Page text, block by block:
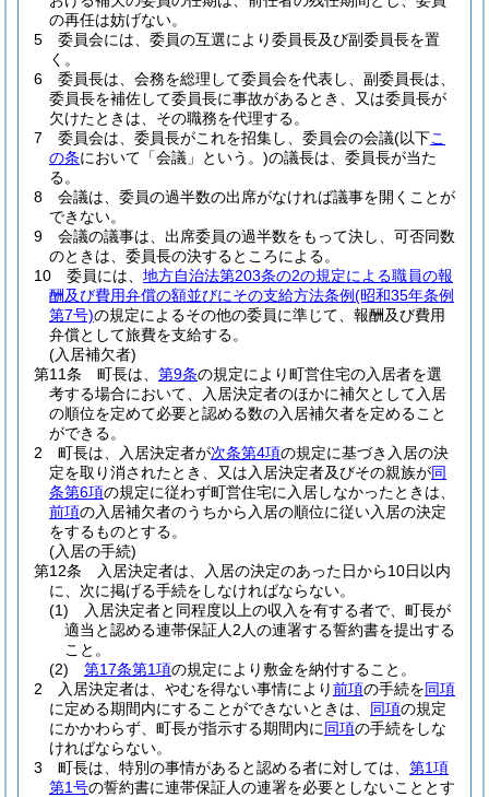
の再任は妨げない。
5
委員会には、委員の互選により委員長及び副委員長を置
く。
6
委員長は、会務を総理して委員会を代表し、副委員長は、
委員長を補佐して委員長に事故があるとき、又は委員長が
欠けたときは、その職務を代理する。
7
委員会は、委員長がこれを招集し、委員会の会議(以下こ
の条において「会議」という。)の議長は、委員長が当た
る。
8
会議は、委員の過半数の出席がなければ議事を開くことが
できない。
9
会議の議事は、出席委員の過半数をもって決し、可否同数
のときは、委員長の決するところによる。
10
委員には、 地方自治法第203条の2の規定による職員の報
酬及び費用弁償の額並びにその支給方法条例(昭和35年条例
第7号)の規定によるその他の委員に準じて、報酬及び費用
弁償として旅費を支給する。
(入居補欠者)
第11条
町長は、 第9条の規定により町営住宅の入居者を選
考する場合において、入居決定者のほかに補欠として入居
の順位を定めて必要と認める数の入居補欠者を定めること
ができる。
2
町長は、入居決定者が次条第4項の規定に基づき入居の決
定を取り消されたとき、又は入居決定者及びその親族が同
条第6項の規定に従わず町営住宅に入居しなかったときは、
前項の入居補欠者のうちから入居の順位に従い入居の決定
をするものとする。
(入居の手続)
第12条
入居決定者は、入居の決定のあった日から10日以内
に、次に掲げる手続をしなければならない。
(1)
入居決定者と同程度以上の収入を有する者で、町長が
適当と認める連帯保証人2人の連署する誓約書を提出する
こと。
(2)
第17条第1項の規定により敷金を納付すること。
2
入居決定者は、やむを得ない事情により前項の手続を同項
に定める期間内にすることができないときは、 同項の規定
にかかわらず、町長が指示する期間内に同項の手続をしな
ければならない。
3
町長は、特別の事情があると認める者に対しては、 第1項
第1号の誓約書に連帯保証人の連署を必要としないこととす